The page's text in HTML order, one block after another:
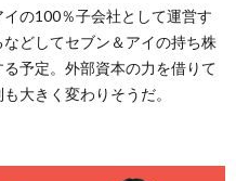
の100％子会社として運営す
どしてセブン＆アイの持ち株
予定。外部資本の力を借りて
大きく変わりそうだ。